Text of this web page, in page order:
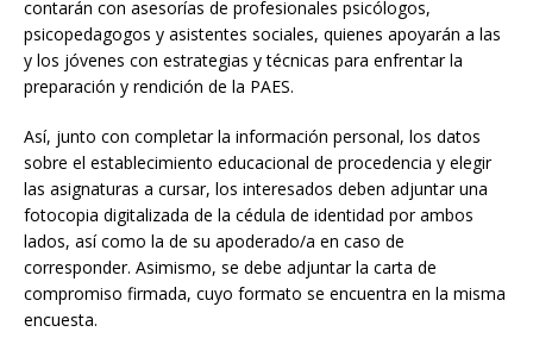
contarán con asesorías de profesionales psicólogos,
psicopedagogos y asistentes sociales, quienes apoyarán a las
y los jóvenes con estrategias y técnicas para enfrentar la
preparación y rendición de la PAES.
Así, junto con completar la información personal, los datos
sobre el establecimiento educacional de procedencia y elegir
las asignaturas a cursar, los interesados deben adjuntar una
fotocopia digitalizada de la cédula de identidad por ambos
lados, así como la de su apoderado/a en caso de
corresponder. Asimismo, se debe adjuntar la carta de
compromiso firmada, cuyo formato se encuentra en la misma
encuesta.